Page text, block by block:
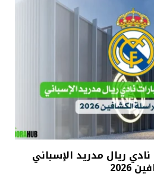
ريال مدريد الإسباني
2026